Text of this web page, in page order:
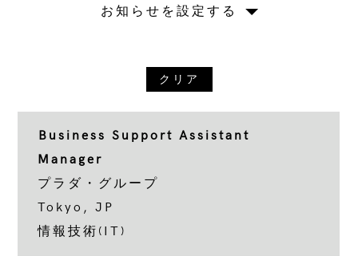
お知らせを設定する
クリア
Business Support Assistant
Manager
プラダ・グループ
Tokyo, JP
情報技術(IT)